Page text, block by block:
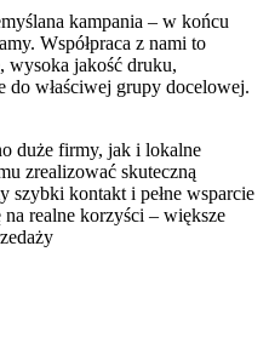
kampania – w końcu
Współpraca z nami to
wysoka jakość druku,
do właściwej grupy docelowej.
duże firmy, jak i lokalne
zrealizować skuteczną
szybki kontakt i pełne wsparcie
na realne korzyści – większe